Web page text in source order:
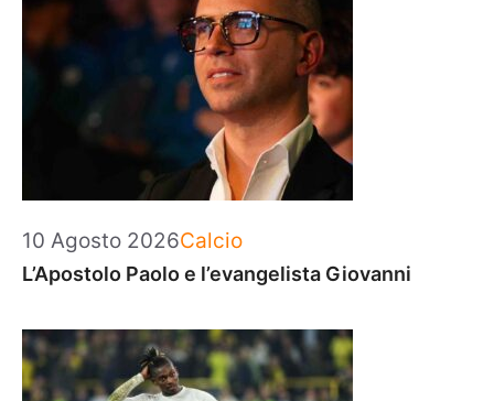
10 Agosto 2026Categorie
Calcio
L’Apostolo Paolo e l’evangelista Giovanni